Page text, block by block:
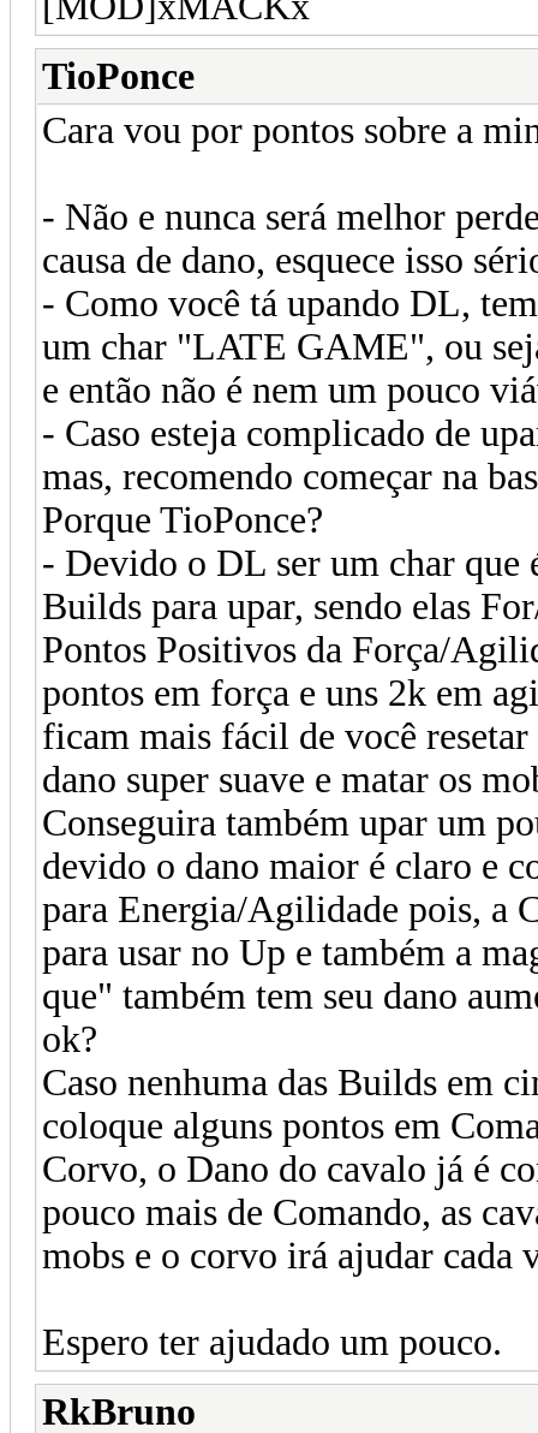
TioPonce
Cara vou por pontos sobre a
- Não e nunca será melhor
causa de dano, esquece isso
- Como você tá upando DL,
um char "LATE GAME", ou
e então não é nem um pouco
- Caso esteja complicado de
mas, recomendo começar na
Porque TioPonce?
- Devido o DL ser um char que
Builds para upar, sendo elas
Pontos Positivos da Força/
pontos em força e uns 2k em
ficam mais fácil de você
dano super suave e matar os
Conseguira também upar um
devido o dano maior é claro e
para Energia/Agilidade pois, a
para usar no Up e também a
que" também tem seu dano
ok?
Caso nenhuma das Builds em
coloque alguns pontos em
Corvo, o Dano do cavalo já é
pouco mais de Comando, as
mobs e o corvo irá ajudar cada
Espero ter ajudado um pouco.
RkBruno